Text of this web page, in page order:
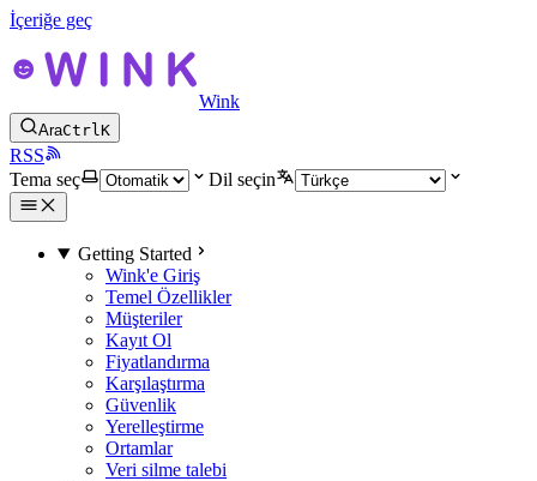
İçeriğe geç
Wink
AraCtrlK
RSS
Tema seç
Dil seçin
Getting Started
Wink'e Giriş
Temel Özellikler
Müşteriler
Kayıt Ol
Fiyatlandırma
Karşılaştırma
Güvenlik
Yerelleştirme
Ortamlar
Veri silme talebi